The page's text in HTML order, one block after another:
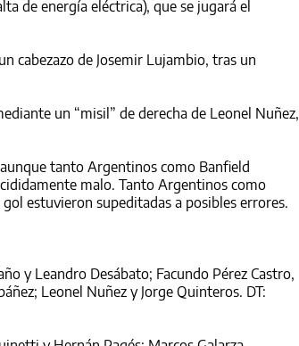
de energía eléctrica), que se jugará el
cabezazo de Josemir Lujambio, tras un
un “misil” de derecha de Leonel Nuñez,
tanto Argentinos como Banfield
malo. Tanto Argentinos como
estuvieron supeditadas a posibles errores.
y Leandro Desábato; Facundo Pérez Castro,
Leonel Nuñez y Jorge Quinteros. DT: